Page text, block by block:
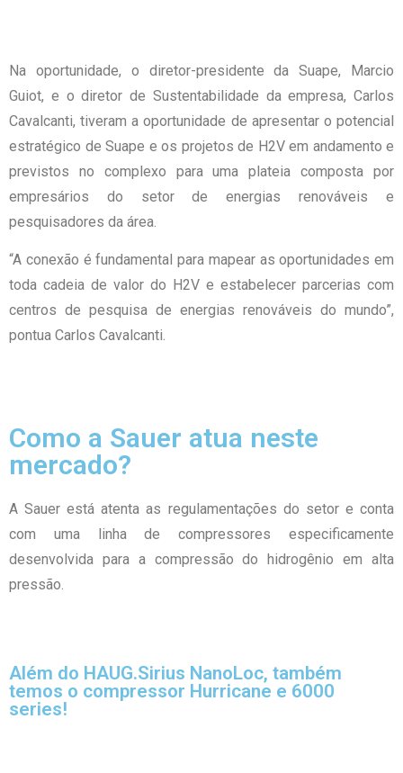
Na oportunidade, o diretor-presidente da Suape, Marcio
Guiot, e o diretor de Sustentabilidade da empresa, Carlos
Cavalcanti, tiveram a oportunidade de apresentar o potencial
estratégico de Suape e os projetos de H2V em andamento e
previstos no complexo para uma plateia composta por
empresários do setor de energias renováveis e
pesquisadores da área.
“A conexão é fundamental para mapear as oportunidades em
toda cadeia de valor do H2V e estabelecer parcerias com
centros de pesquisa de energias renováveis do mundo”,
pontua Carlos Cavalcanti.
Como a Sauer atua neste
mercado?
A Sauer está atenta as regulamentações do setor e conta
com uma linha de compressores especificamente
desenvolvida para a compressão do hidrogênio em alta
pressão.
Além do HAUG.Sirius NanoLoc, também
temos o compressor Hurricane e 6000
series!